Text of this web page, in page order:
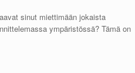
sinut miettimään jokaista
ympäristössä? Tämä on